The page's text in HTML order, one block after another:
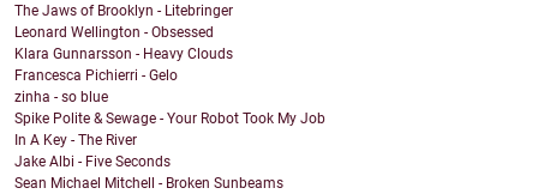
The Jaws of Brooklyn - Litebringer
Leonard Wellington - Obsessed
Klara Gunnarsson - Heavy Clouds
Francesca Pichierri - Gelo
zinha - so blue
Spike Polite & Sewage - Your Robot Took My Job
In A Key - The River
Jake Albi - Five Seconds
Sean Michael Mitchell - Broken Sunbeams